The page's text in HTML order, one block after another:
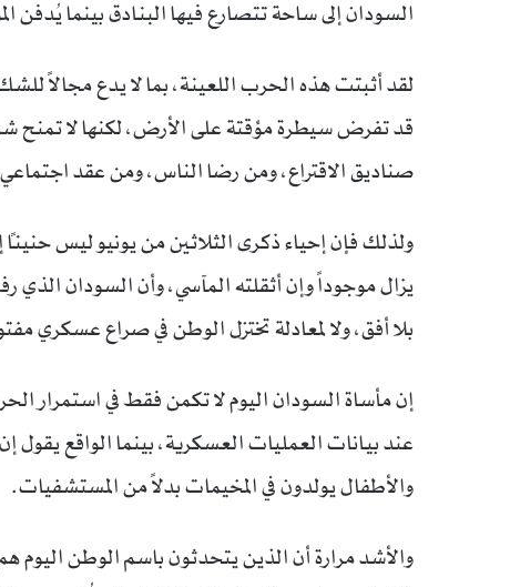
السودان إلى ساحة تتصارع فيها البنادق بينما
لقد أثبتت هذه الحرب اللعينة، بما لا يدع مجالاً
قد تفرض سيطرة مؤقتة على الأرض، لكنها لا تمنح
صناديق الاقتراع، ومن رضا الناس، ومن عقد
ولذلك فإن إحياء ذكرى الثلاثين من يونيو ليس
يزال موجوداً وإن أثقلته المآسي، وأن السودان
بلا أفق، ولا لمعادلة تختزل الوطن في صراع عسكري
إن مأساة السودان اليوم لا تكمن فقط في استمرار
عند بيانات العمليات العسكرية، بينما الواقع يقول إن
والأطفال يولدون في المخيمات بدلاً من المستشفيات.
والأشد مرارة أن الذين يتحدثون باسم الوطن اليوم